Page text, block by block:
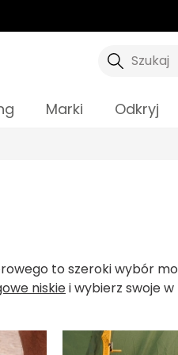
Szukaj
Marki Odkryj
to szeroki wybór
niskiei wybierz swoje